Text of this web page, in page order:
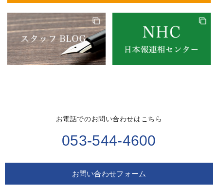
お電話でのお問い合わせはこちら
053-544-4600
お問い合わせフォーム